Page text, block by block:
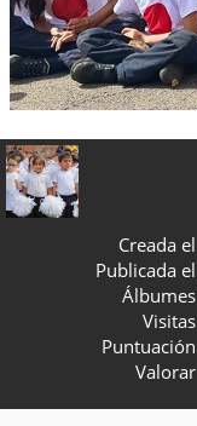
Creada el
Publicada el
Álbumes
Visitas
Puntuación
Valorar